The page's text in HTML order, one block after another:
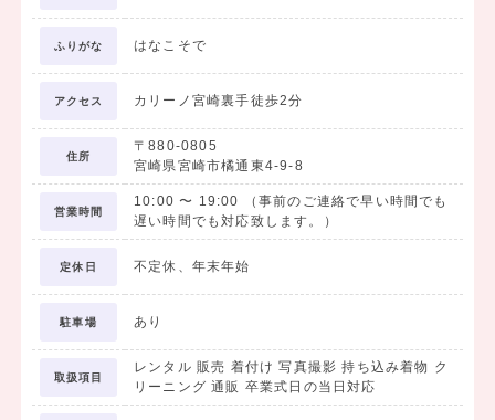
ふりがな はなこそで
アクセス カリーノ宮崎裏手徒歩2分
住所
〒880-0805
宮崎県宮崎市橘通東4-9-8
営業時間
10:00 〜 19:00
（事前のご連絡で早い時間でも
遅い時間でも対応致します。）
定休日 不定休、年末年始
駐車場 あり
取扱項目
レンタル 販売 着付け 写真撮影 持ち込み着物 ク
リーニング 通販 卒業式日の当日対応